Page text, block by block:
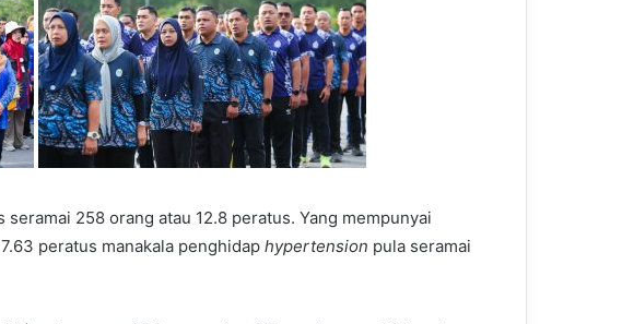
seramai 258 orang atau 12.8 peratus. Yang mempunyai
peratus manakala penghidap hypertension pula seramai